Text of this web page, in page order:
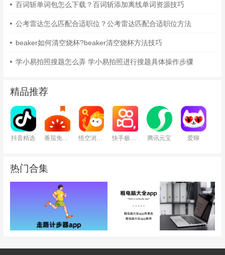
百词斩单词包怎么下载？百词斩添加离线单词资源技巧
公考雷达怎么匹配合适职位？公考雷达匹配合适职位方法
beaker如何清空烧杯?beaker清空烧杯方法技巧
学小易拍照搜题怎么弄 学小易拍照进行搜题具体操作步骤
精品推荐
抖音精选 腾讯元宝 爱聊
热门合集